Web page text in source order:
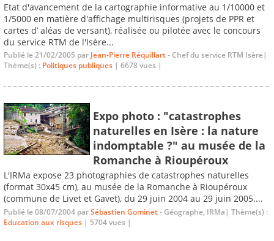
Etat d'avancement de la cartographie informative au 1/10000 et
1/5000 en matière d'affichage multirisques (projets de PPR et
cartes d’ aléas de versant), réalisée ou pilotée avec le concours
du service RTM de l'Isère...
Publié le 21/02/2005 par Jean-Pierre Réquillart- Chef du service RTM Isère|
Thème(s) : Politiques publiques | 6678 vues |
Expo photo : "catastrophes
naturelles en Isère : la nature
indomptable ?" au musée de la
Romanche à Rioupéroux
L'IRMa expose 23 photographies de catastrophes naturelles
(format 30x45 cm), au musée de la Romanche à Rioupéroux
(commune de Livet et Gavet), du 29 juin 2004 au 29 juin 2005....
Publié le 08/07/2004 parSébastien Gominet- Géographe, IRMa| Thème(s) :
Education aux risques | 5704 vues |